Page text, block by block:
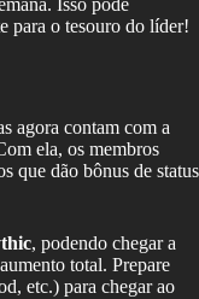
para o tesouro do líder!
agora contam com a
ela, os membros
que dão bônus de status
, podendo chegar a
total. Prepare
etc.) para chegar ao